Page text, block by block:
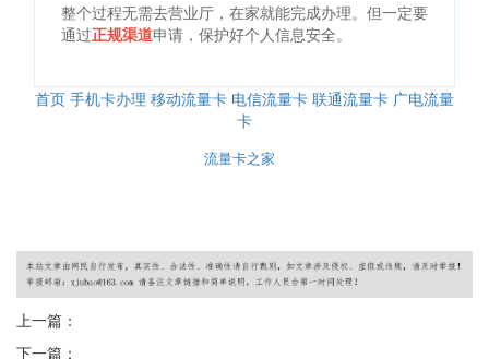
整个过程无需去营业厅，在家就能完成办理。但一定要
通过正规渠道申请，保护好个人信息安全。
首页 手机卡办理 移动流量卡 电信流量卡 联通流量卡 广电流量
卡
流量卡之家
上一篇：
下一篇：